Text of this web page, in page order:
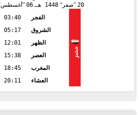
20 صفر 1448 هـ 06 أغسطس
مصر
الفجر
03:40
الشروق
05:17
الظهر
12:01
العصر
15:38
المغرب
18:45
العشاء
20:11